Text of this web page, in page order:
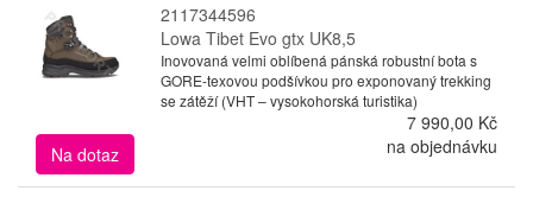
2117344596
Lowa Tibet Evo gtx UK8,5
Inovovaná velmi oblíbená pánská robustní bota s
GORE-texovou podšívkou pro exponovaný trekking
se zátěží (VHT – vysokohorská turistika)
7 990,00 Kč
Na dotaz
na objednávku